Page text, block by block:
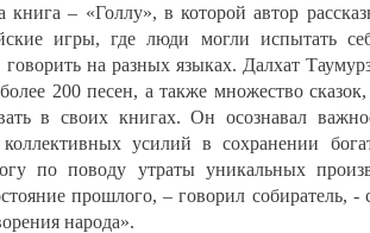
– «Голлу», в которой автор
игры, где люди могли испытать
говорить на разных языках. Далхат
200 песен, а также множество
в своих книгах. Он осознавал
усилий в сохранении
по поводу утраты уникальных
прошлого, – говорил собиратель,
народа».